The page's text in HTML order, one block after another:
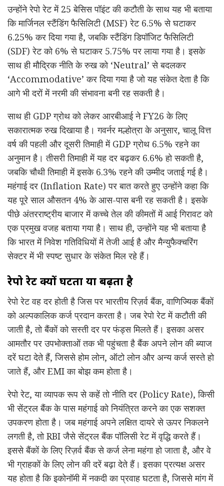
उन्होंने रेपो रेट में 25 बेसिस पॉइंट की कटौती के साथ यह भी बताया
कि मार्जिनल स्टैंडिंग फैसिलिटी (MSF) रेट 6.5% से घटाकर
6.25% कर दिया गया है, जबकि स्टैंडिंग डिपॉजिट फैसिलिटी
(SDF) रेट को 6% से घटाकर 5.75% पर लाया गया है। इसके
साथ ही मौद्रिक नीति के रुख को ‘Neutral’ से बदलकर
‘Accommodative’ कर दिया गया है जो यह संकेत देता है कि
आगे भी दरों में नरमी की संभावना बनी रह सकती है।
साथ ही GDP ग्रोथ को लेकर आरबीआई ने FY26 के लिए
सकारात्मक रुख दिखाया है। गवर्नर मल्होत्रा के अनुसार, चालू वित्त
वर्ष की पहली और दूसरी तिमाही में GDP ग्रोथ 6.5% रहने का
अनुमान है। तीसरी तिमाही में यह दर बढ़कर 6.6% हो सकती है,
जबकि चौथी तिमाही में इसके 6.3% रहने की उम्मीद जताई गई है।
महंगाई दर (Inflation Rate) पर बात करते हुए उन्होंने कहा कि
यह पूरे साल औसतन 4% के आस-पास बनी रह सकती है। इसके
पीछे अंतरराष्ट्रीय बाजार में कच्चे तेल की कीमतों में आई गिरावट को
एक प्रमुख वजह बताया गया है। साथ ही, उन्होंने यह भी बताया है
कि भारत में निवेश गतिविधियों में तेजी आई है और मैन्युफैक्चरिंग
सेक्टर में भी स्पष्ट सुधार के संकेत मिल रहे हैं।
रेपो रेट क्यों घटता या बढ़ता है
रेपो रेट वह दर होती है जिस पर भारतीय रिज़र्व बैंक, वाणिज्यिक बैंकों
को अल्पकालिक कर्ज प्रदान करता है। जब रेपो रेट में कटौती की
जाती है, तो बैंकों को सस्ती दर पर फंड्स मिलते हैं। इसका असर
आमतौर पर उपभोक्ताओं तक भी पहुंचता है बैंक अपने लोन की ब्याज
दरें घटा देते हैं, जिससे होम लोन, ऑटो लोन और अन्य कर्ज सस्ते हो
जाते हैं, और EMI का बोझ कम होता है।
रेपो रेट, या व्यापक रूप से कहें तो नीति दर (Policy Rate), किसी
भी सेंट्रल बैंक के पास महंगाई को नियंत्रित करने का एक सशक्त
उपकरण होता है। जब महंगाई अपने लक्षित दायरे से ऊपर निकलने
लगती है, तो RBI जैसे सेंट्रल बैंक पॉलिसी रेट में वृद्धि करते हैं।
इससे बैंकों के लिए रिज़र्व बैंक से कर्ज लेना महंगा हो जाता है, और वे
भी ग्राहकों के लिए लोन की दरें बढ़ा देते हैं। इसका प्रत्यक्ष असर
यह होता है कि इकोनॉमी में नकदी का प्रवाह घटता है, जिससे मांग में